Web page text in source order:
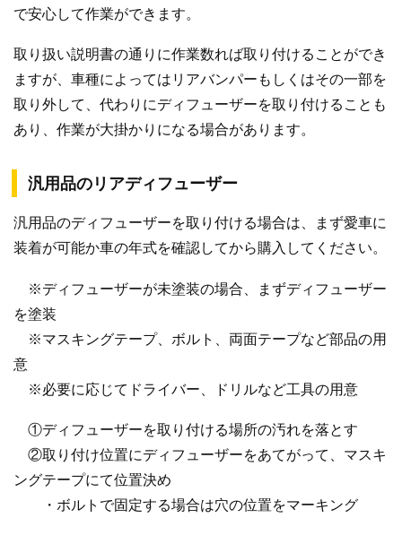
で安心して作業ができます。
取り扱い説明書の通りに作業数れば取り付けることができ
ますが、車種によってはリアバンパーもしくはその一部を
取り外して、代わりにディフューザーを取り付けることも
あり、作業が大掛かりになる場合があります。
汎用品のリアディフューザー
汎用品のディフューザーを取り付ける場合は、まず愛車に
装着が可能か車の年式を確認してから購入してください。
※ディフューザーが未塗装の場合、まずディフューザー
を塗装
※マスキングテープ、ボルト、両面テープなど部品の用
意
※必要に応じてドライバー、ドリルなど工具の用意
①ディフューザーを取り付ける場所の汚れを落とす
②取り付け位置にディフューザーをあてがって、マスキ
ングテープにて位置決め
・ボルトで固定する場合は穴の位置をマーキング